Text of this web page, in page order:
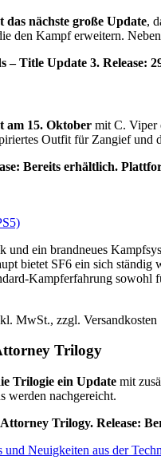
das nächste große Update,
den Kampf erweitern.
Title Update 3. Release:
am 15. Oktober mit C. Viper
Outfit für Zangief und
Bereits erhältlich.
und ein brandneues
bietet SF6 ein sich
Kampferfahrung sowohl
MwSt., zzgl. Versandkosten
Trilogy
Trilogie ein Update mit
werden nachgereicht.
Trilogy. Release:
Neuigkeiten aus der